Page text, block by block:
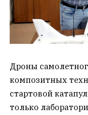
Дроны
композитных
стартовой
только